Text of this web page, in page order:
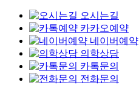
오시는길
카카오예약
네이버예약
의학상담
카톡문의
전화문의